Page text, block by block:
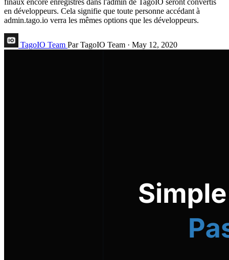
en développeurs. Cela signifie que toute personne accédant à
admin.tago.io verra les mêmes options que les développeurs.
TagoIO Team Par TagoIO Team · May 12, 2020